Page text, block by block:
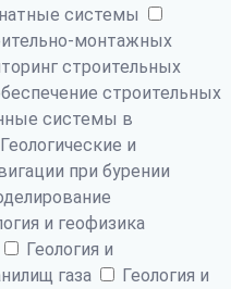
системы
монтажных
строительных
строительных
системы в
Геологические и
при бурении
и геофизика
Геология и
газа
Геология и